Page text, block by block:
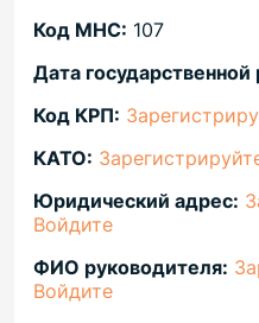
Код МНС: 107
Дата государственной
Код КРП:
КАТО:
Юридический адрес:
Войдите
ФИО руководителя:
Войдите